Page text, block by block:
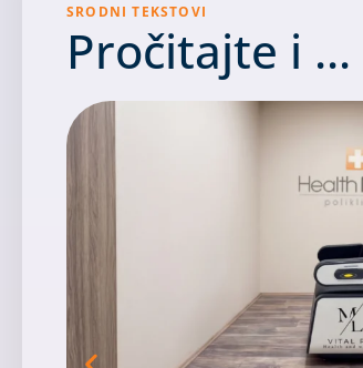
SRODNI TEKSTOVI
Pročitajte i ...​